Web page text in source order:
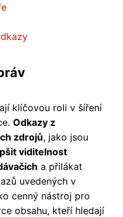
klíčovou roli v šíření
Odkazy z
zdrojů, jako jsou
viditelnost
a přilákat
uvedených v
cenný nástroj pro
obsahu, kteří hledají